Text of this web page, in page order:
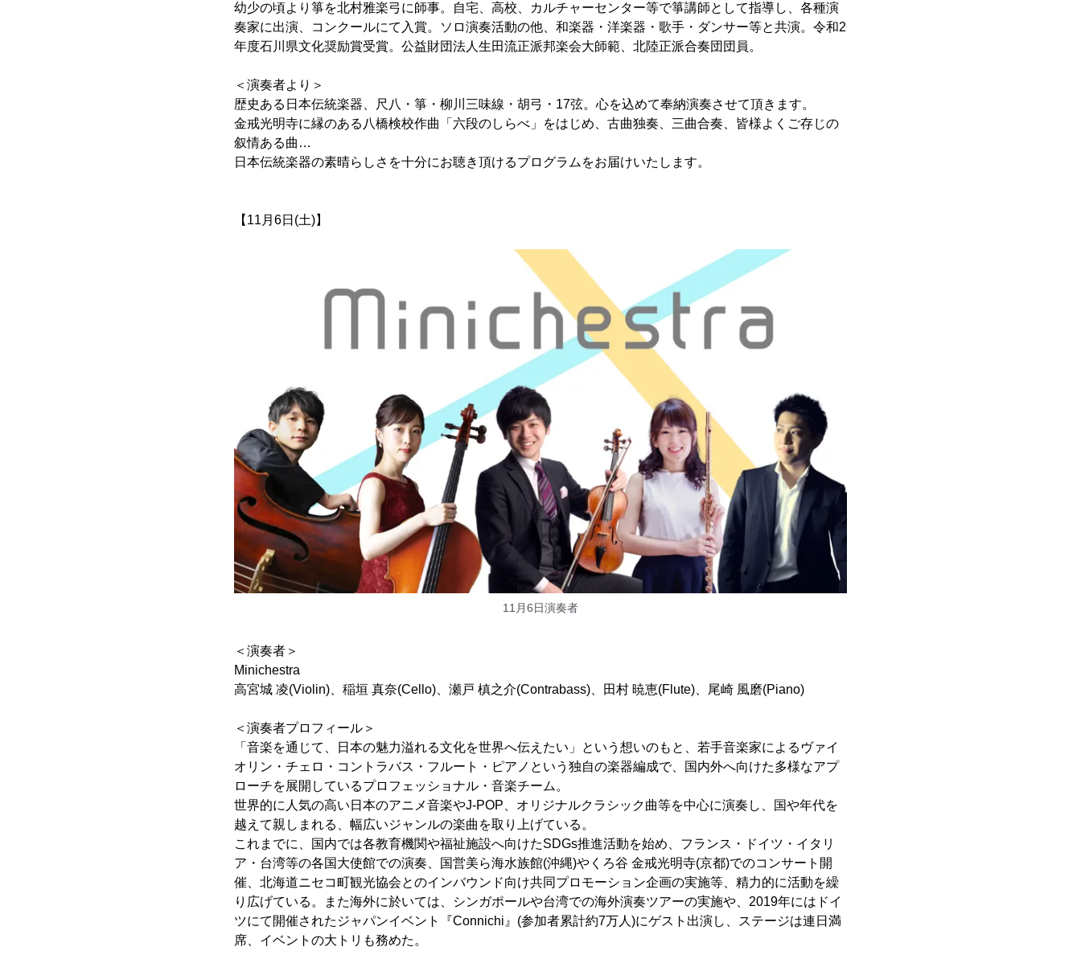
幼少の頃より箏を北村雅楽弓に師事。自宅、高校、カルチャーセンター等で箏講師として指導し、各種演
奏家に出演、コンクールにて入賞。ソロ演奏活動の他、和楽器・洋楽器・歌手・ダンサー等と共演。令和2
年度石川県文化奨励賞受賞。公益財団法人生田流正派邦楽会大師範、北陸正派合奏団団員。
＜演奏者より＞
歴史ある日本伝統楽器、尺八・箏・柳川三味線・胡弓・17弦。心を込めて奉納演奏させて頂きます。
金戒光明寺に縁のある八橋検校作曲「六段のしらべ」をはじめ、古曲独奏、三曲合奏、皆様よくご存じの
叙情ある曲…
日本伝統楽器の素晴らしさを十分にお聴き頂けるプログラムをお届けいたします。
【11月6日(土)】
11月6日演奏者
＜演奏者＞
Minichestra
高宮城 凌(Violin)、稲垣 真奈(Cello)、瀬戸 槙之介(Contrabass)、田村 暁恵(Flute)、尾崎 風磨(Piano)
＜演奏者プロフィール＞
「音楽を通じて、日本の魅力溢れる文化を世界へ伝えたい」という想いのもと、若手音楽家によるヴァイ
オリン・チェロ・コントラバス・フルート・ピアノという独自の楽器編成で、国内外へ向けた多様なアプ
ローチを展開しているプロフェッショナル・音楽チーム。
世界的に人気の高い日本のアニメ音楽やJ-POP、オリジナルクラシック曲等を中心に演奏し、国や年代を
越えて親しまれる、幅広いジャンルの楽曲を取り上げている。
これまでに、国内では各教育機関や福祉施設へ向けたSDGs推進活動を始め、フランス・ドイツ・イタリ
ア・台湾等の各国大使館での演奏、国営美ら海水族館(沖縄)やくろ谷 金戒光明寺(京都)でのコンサート開
催、北海道ニセコ町観光協会とのインバウンド向け共同プロモーション企画の実施等、精力的に活動を繰
り広げている。また海外に於いては、シンガポールや台湾での海外演奏ツアーの実施や、2019年にはドイ
ツにて開催されたジャパンイベント『Connichi』(参加者累計約7万人)にゲスト出演し、ステージは連日満
席、イベントの大トリも務めた。